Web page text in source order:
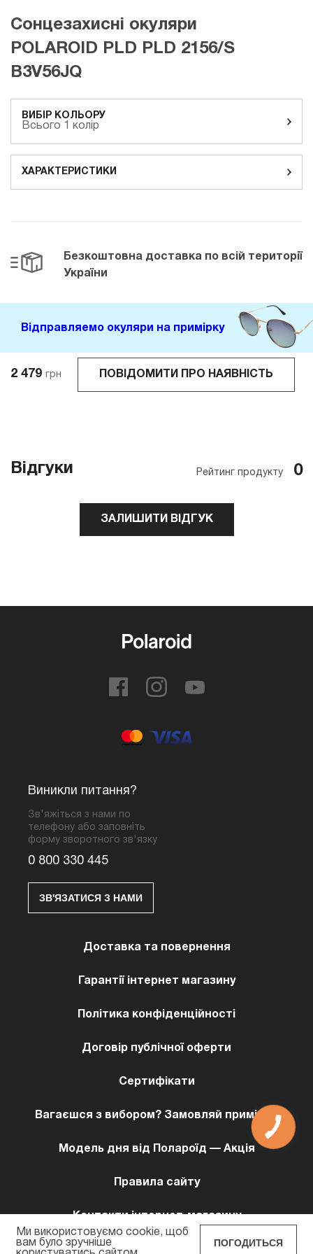
Сонцезахисні окуляри
POLAROID PLD PLD 2156/S
B3V56JQ
ВИБІР КОЛЬОРУ
Всього 1 колір
ХАРАКТЕРИСТИКИ
2 479 грн ПОВІДОМИТИ ПРО НАЯВНІСТЬ
Безкоштовна доставка по всій території
України
Відправляемо окуляри на примірку
Відгуки Рейтинг продукту 0
ЗАЛИШИТИ ВІДГУК
Виникли питання?
Зв'яжіться з нами по
телефону або заповніть
форму зворотного зв'язку
0 800 330 445
ЗВ'ЯЗАТИСЯ З НАМИ
Доставка та повернення
Гарантії інтернет магазину
Політика конфіденційності
Договір публічної оферти
Сертифікати
Вагаєшся з вибором? Замовляй примірку!
Модель дня від Полароїд — Акція
Правила сайту
Контакти інтернет-магазину
Ми використовуємо cookie, щоб
вам було зручніше
ПОГОДИТЬСЯ
КНОПКА
ЗВ'ЯЗКУ